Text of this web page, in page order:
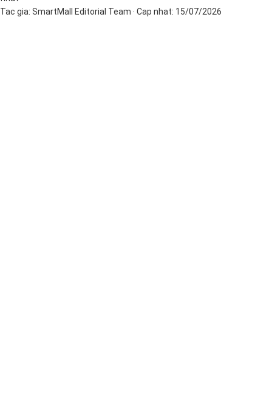
Tac gia: SmartMall Editorial Team · Cap nhat: 15/07/2026